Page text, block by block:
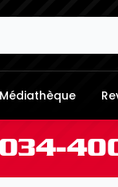
Médiathèque